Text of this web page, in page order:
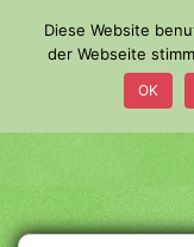
a
i
Diese Website
der Webseite
OK